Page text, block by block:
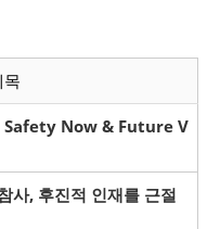
목
Safety Now & Future V
사, 후진적 인재를 근절